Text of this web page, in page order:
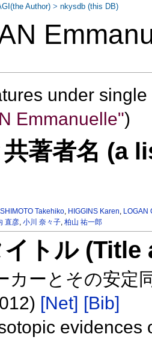
under
Emmanuelle")
共著者名 (a
Takehiko, HIGGINS Karen, LOGAN
直彦, 小川 奈々子, 柏山 祐一郎
イトル
カーとその安定
[Net] [Bib]
evidences
Author) >nkysdb (this DB)